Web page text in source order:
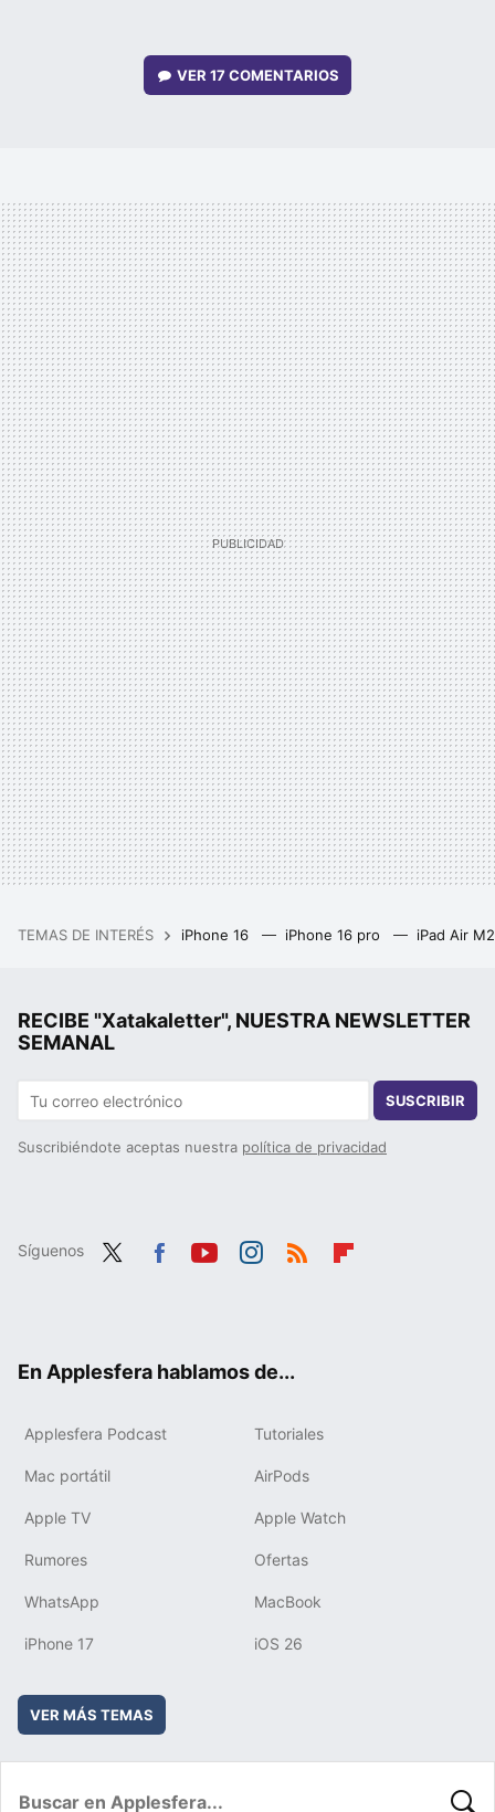
VER17 COMENTARIOS
TEMAS DE INTERÉS iPhone 16 iPhone 16 pro iPad Air
RECIBE "Xatakaletter", NUESTRA NEWSLETTER
SEMANAL
SUSCRIBIR
Suscribiéndote aceptas nuestra política de privacidad
Síguenos
En Applesfera hablamos de...
Applesfera Podcast Tutoriales
Mac portátil AirPods
Apple TV Apple Watch
Rumores Ofertas
WhatsApp MacBook
iPhone 17 iOS 26
VER MÁS TEMAS